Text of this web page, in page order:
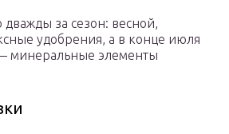
за сезон: весной,
удобрения, а в конце июля
минеральные элементы